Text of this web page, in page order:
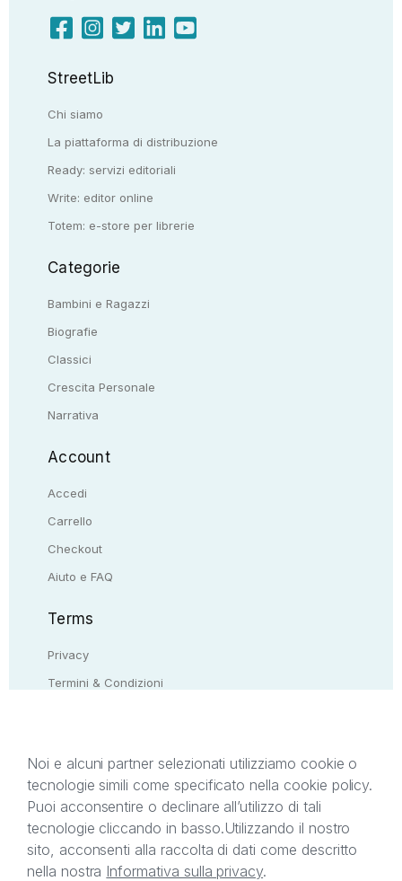
StreetLib
Chi siamo
La piattaforma di distribuzione
Ready: servizi editoriali
Write: editor online
Totem: e-store per librerie
Categorie
Bambini e Ragazzi
Biografie
Classici
Crescita Personale
Narrativa
Account
Accedi
Carrello
Checkout
Aiuto e FAQ
Terms
Privacy
Termini & Condizioni
Il presente sito web è di proprietà di StreetLib S.r.l.
C.F. e P.IVA 05338720963. StreetLib S.r.l. è
titolare di tutti i diritti di proprietà intellettuale
afferenti ai marchi, loghi e segni distintivi presenti
sul sito web. Si invita l’utente a prendere visione
Noi e alcuni partner selezionati utilizziamo cookie o
tecnologie simili come specificato nella cookie policy.
Puoi acconsentire o declinare all’utilizzo di tali
tecnologie cliccando in basso.Utilizzando il nostro
sito, acconsenti alla raccolta di dati come descritto
nella nostra Informativa sulla privacy.